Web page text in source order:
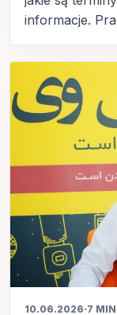
informacje.
10.06.2026·7 MIN